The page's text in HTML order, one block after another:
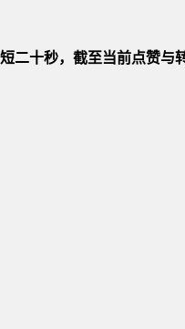
二十秒，截至当前点赞与